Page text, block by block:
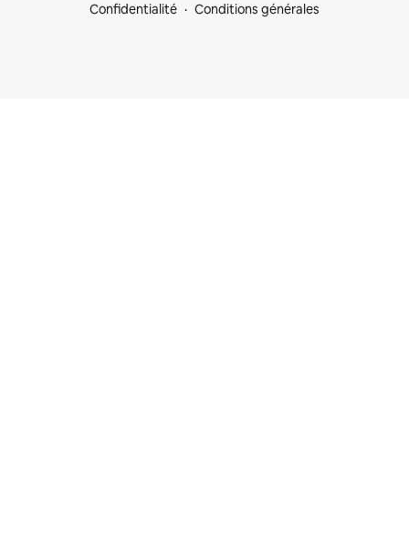
Confidentialité
Conditions générales